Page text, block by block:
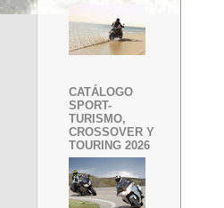
CATÁLOGO
SPORT-
TURISMO,
CROSSOVER Y
TOURING 2026